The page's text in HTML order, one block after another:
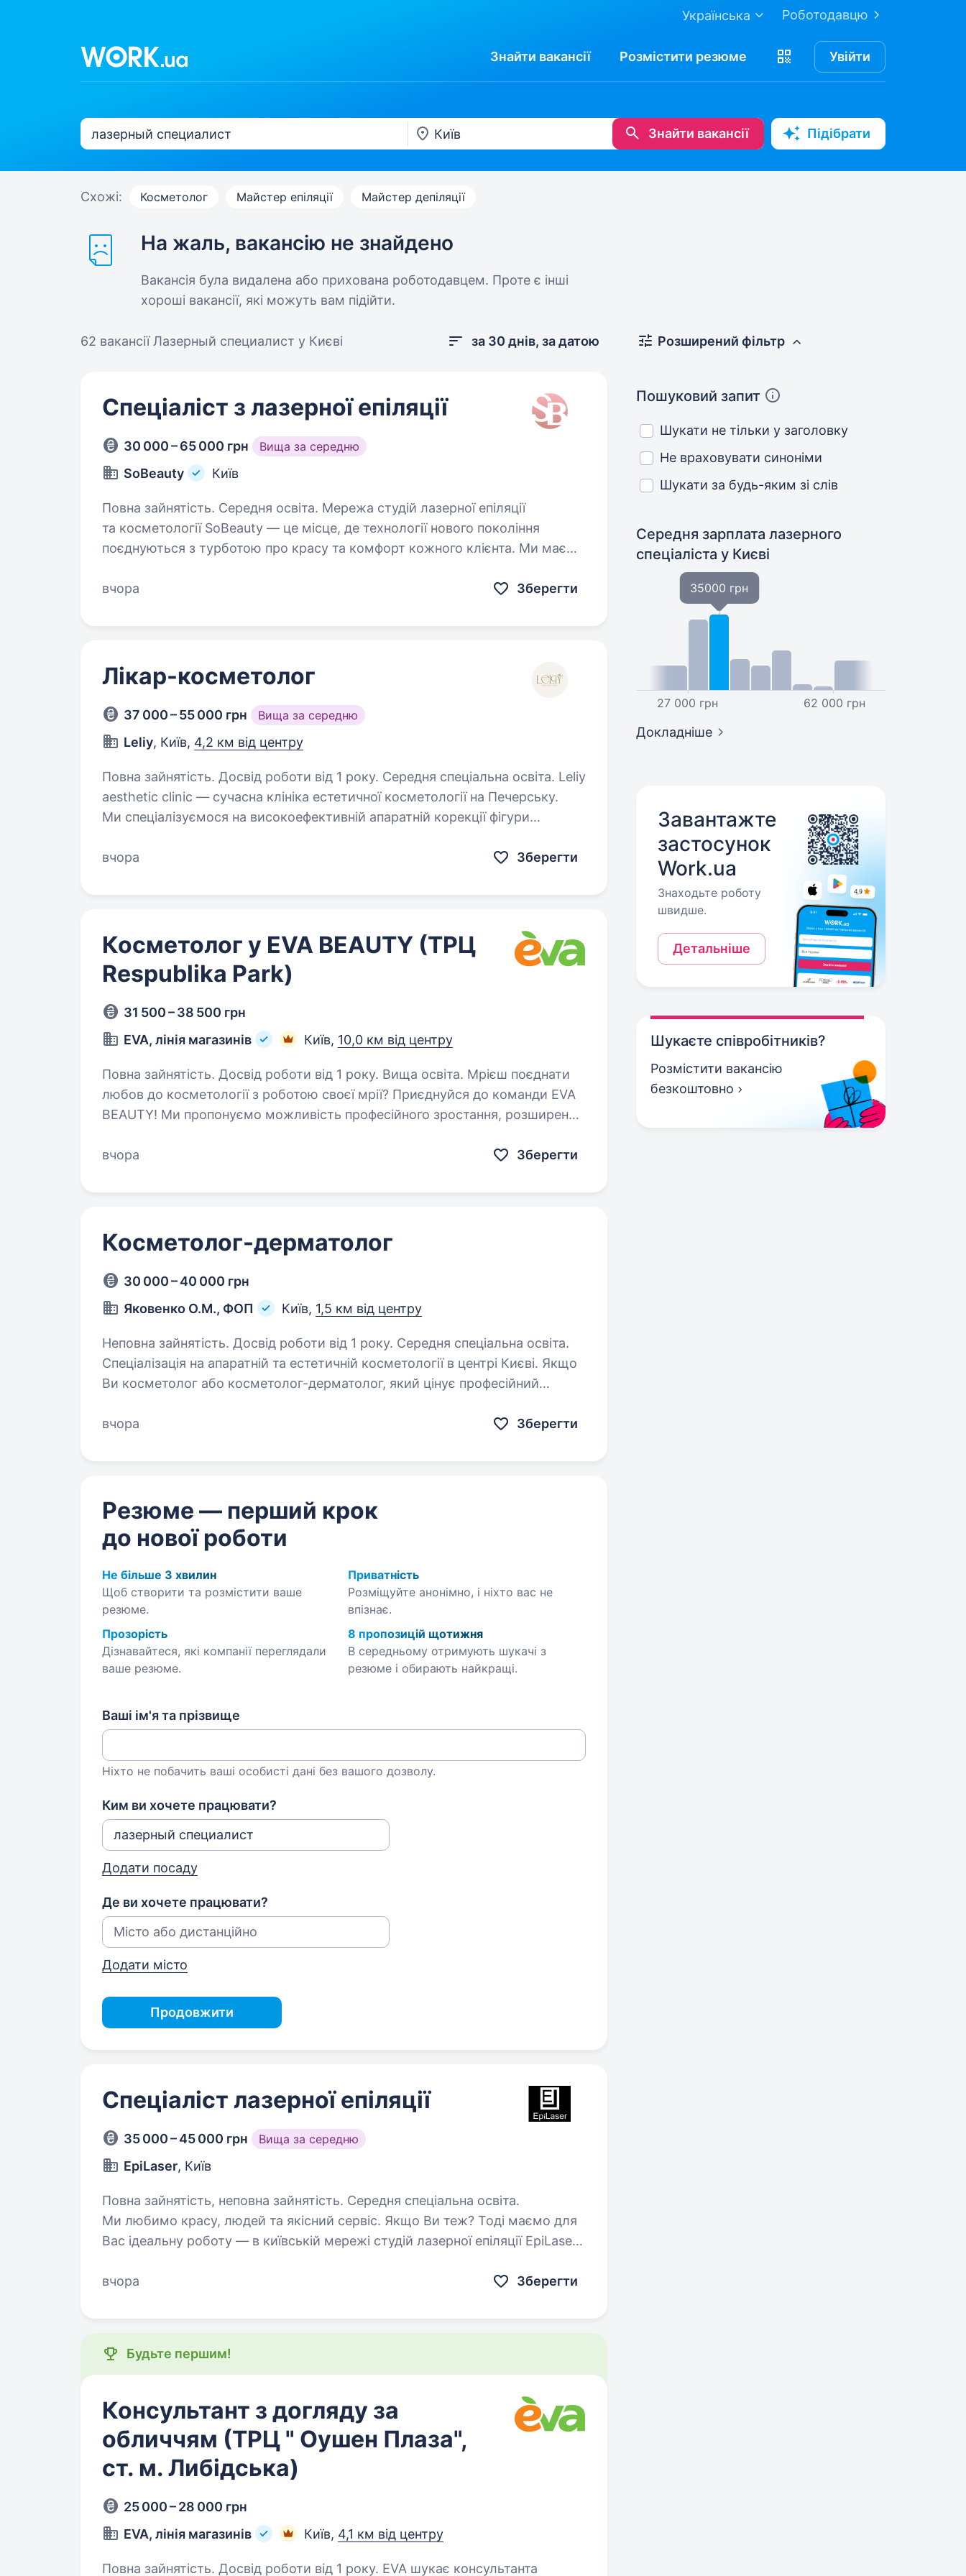
Роботодавцю
Українська
Знайти вакансії Розмістити резюме Увійти
Знайти вакансії Підібрати
Схожі: Косметолог Майстер епіляції Майстер депіляції
На жаль, вакансію не знайдено
Вакансія була видалена або прихована роботодавцем. Проте є інші
хороші вакансії, які можуть вам підійти.
62 вакансіїЛазерный специалист у Києві за 30 днів, за датою
Спеціаліст з лазерної епіляції
30 000 – 65 000 грн Вища за середню
SoBeauty Київ
Повна зайнятість. Середня освіта. Мережа студій лазерної епіляції
та косметології SoBeauty — це місце, де технології нового покоління
поєднуються з турботою про красу та комфорт кожного клієнта. Ми маємо
вчора
Зберегти
Лікар-косметолог
37 000 – 55 000 грн Вища за середню
Leliy, Київ, 4,2 км від центру
Повна зайнятість. Досвід роботи від 1 року. Середня спеціальна освіта. Leliy
aesthetic clinic — сучасна клініка естетичної косметології на Печерську.
Ми спеціалізуємося на високоефективній апаратній корекції фігури
та не маскуємо…
вчора Зберегти
Косметолог у EVA BEAUTY (ТРЦ
Respublika Park)
31 500 – 38 500 грн
EVA, лінія магазинів
Київ, 10,0 км від центру
Повна зайнятість. Досвід роботи від 1 року. Вища освіта. Мрієш поєднати
любов до косметології з роботою своєї мрії? Приєднуйся до команди EVA
BEAUTY! Ми пропонуємо можливість професійного зростання, розширення
вчора
Зберегти
Косметолог-дерматолог
30 000 – 40 000 грн
Яковенко О.М., ФОП
Київ, 1,5 км від центру
Неповна зайнятість. Досвід роботи від 1 року. Середня спеціальна освіта.
Спеціалізація на апаратній та естетичній косметології в центрі Києві. Якщо
Ви косметолог або косметолог-дерматолог, який цінує професійний
та здоров’я,…
вчора Зберегти
Резюме — перший крок
до нової роботи
Не більше 3 хвилин
Щоб створити та розмістити ваше
резюме.
Приватність
Розміщуйте анонімно, і ніхто вас не
впізнає.
Прозорість
Дізнавайтеся, які компанії переглядали
ваше резюме.
8 пропозицій щотижня
В середньому отримують шукачі з
резюме і обирають найкращі.
Ваші ім'я та прізвище
Ніхто не побачить ваші особисті дані без вашого дозволу.
Ким ви хочете працювати?
Додати посаду
Де ви хочете працювати?
Додати місто
Продовжити
Спеціаліст лазерної епіляції
35 000 – 45 000 грн Вища за середню
EpiLaser, Київ
Повна зайнятість, неповна зайнятість. Середня спеціальна освіта.
Ми любимо красу, людей та якісний сервіс. Якщо Ви теж? Тоді маємо для
Вас ідеальну роботу — в київській мережі студій лазерної епіляції EpiLaser
вчора
Зберегти
Будьте першим!
Консультант з догляду за
обличчям (ТРЦ " Оушен Плаза",
ст. м. Либідська)
25 000 – 28 000 грн
EVA, лінія магазинів
Київ, 4,1 км від центру
Повна зайнятість. Досвід роботи від 1 року. EVA шукає консультанта
Розширений фільтр
Пошуковий запит
Шукати не тільки у заголовку
Не враховувати синоніми
Шукати за будь-яким зі слів
Середня зарплата лазерного
спеціалістау Києві
27 000 грн
35000 грн
62 000 грн
Докладніше
Завантажте
застосунок
Work.ua
Знаходьте роботу
швидше.
Детальніше
Шукаєте співробітників?
Розмістити вакансію
безкоштовно